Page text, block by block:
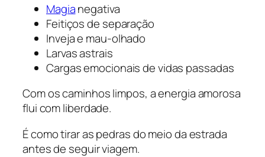
Magianegativa
Feitiços de separação
Inveja e mau-olhado
Larvas astrais
Cargas emocionais de vidas passadas
Com os caminhos limpos, a energia amorosa
flui com liberdade.
É como tirar as pedras do meio da estrada
antes de seguir viagem.